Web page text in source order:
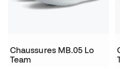
Chaussures MB.05 Lo
Team